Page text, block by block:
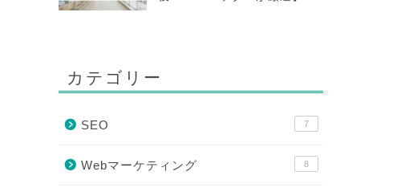
カテゴリー
SEO 7
Webマーケティング 8